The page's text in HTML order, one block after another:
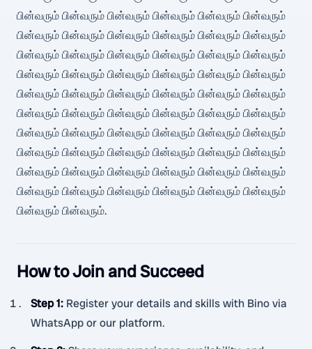
பின்வரும் பின்வரும் பின்வரும் பின்வரும் பின்வரும் பின்வரும்
பின்வரும் பின்வரும் பின்வரும் பின்வரும் பின்வரும் பின்வரும்
பின்வரும் பின்வரும் பின்வரும் பின்வரும் பின்வரும் பின்வரும்
பின்வரும் பின்வரும் பின்வரும் பின்வரும் பின்வரும் பின்வரும்
பின்வரும் பின்வரும் பின்வரும் பின்வரும் பின்வரும் பின்வரும்
பின்வரும் பின்வரும் பின்வரும் பின்வரும் பின்வரும் பின்வரும்
பின்வரும் பின்வரும் பின்வரும் பின்வரும் பின்வரும் பின்வரும்
பின்வரும் பின்வரும் பின்வரும் பின்வரும் பின்வரும் பின்வரும்
பின்வரும் பின்வரும் பின்வரும் பின்வரும் பின்வரும் பின்வரும்
பின்வரும் பின்வரும் பின்வரும் பின்வரும் பின்வரும் பின்வரும்
பின்வரும் பின்வரும்.
How to Join and Succeed
Step 1: Register your details and skills with Bino via
WhatsApp or our platform.